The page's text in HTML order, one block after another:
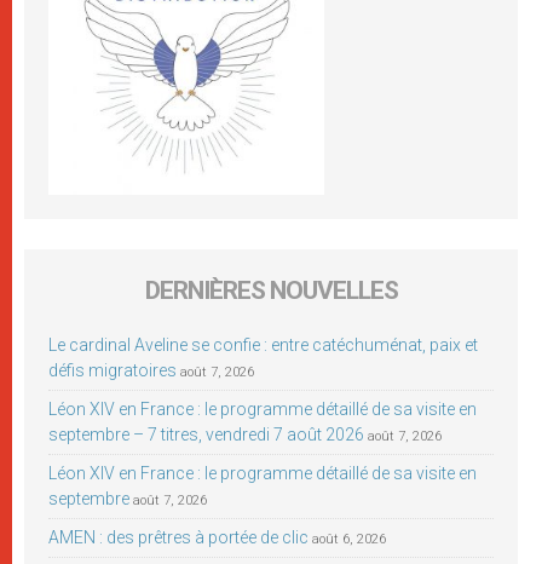
DERNIÈRES NOUVELLES
Le cardinal Aveline se confie : entre catéchuménat, paix et
défis migratoires août 7, 2026
Léon XIV en France : le programme détaillé de sa visite en
septembre – 7 titres, vendredi 7 août 2026 août 7, 2026
Léon XIV en France : le programme détaillé de sa visite en
septembre août 7, 2026
AMEN : des prêtres à portée de clic août 6, 2026